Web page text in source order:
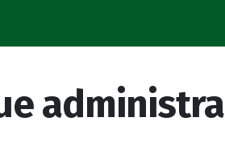
administra